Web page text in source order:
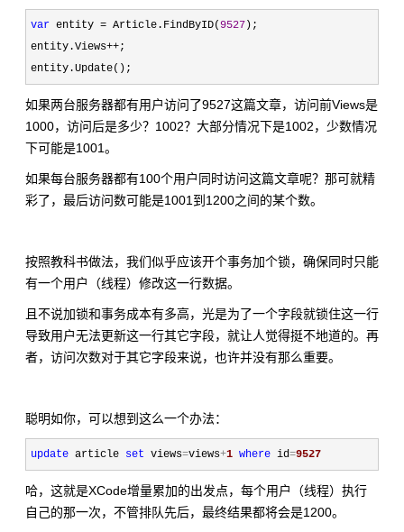
var entity = Article.FindByID(9527);
entity.Views++;
entity.Update();
如果两台服务器都有用户访问了9527这篇文章，访问前Views是
1000，访问后是多少？1002？大部分情况下是1002，少数情况
下可能是1001。
如果每台服务器都有100个用户同时访问这篇文章呢？那可就精
彩了，最后访问数可能是1001到1200之间的某个数。
按照教科书做法，我们似乎应该开个事务加个锁，确保同时只能
有一个用户（线程）修改这一行数据。
且不说加锁和事务成本有多高，光是为了一个字段就锁住这一行
导致用户无法更新这一行其它字段，就让人觉得挺不地道的。再
者，访问次数对于其它字段来说，也许并没有那么重要。
聪明如你，可以想到这么一个办法：
update article set views=views+1 where id=9527
哈，这就是XCode增量累加的出发点，每个用户（线程）执行
自己的那一次，不管排队先后，最终结果都将会是1200。